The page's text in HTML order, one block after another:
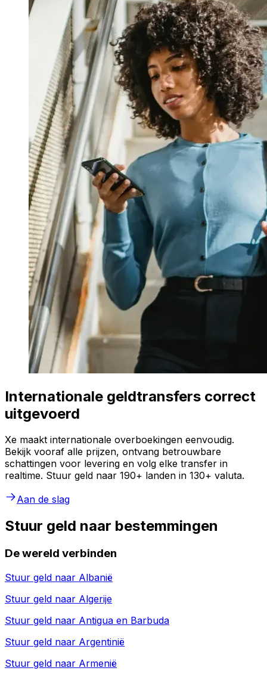
Internationale geldtransfers correct
uitgevoerd
Xe maakt internationale overboekingen eenvoudig.
Bekijk vooraf alle prijzen, ontvang betrouwbare
schattingen voor levering en volg elke transfer in
realtime. Stuur geld naar 190+ landen in 130+ valuta.
Aan de slag
Stuur geld naar bestemmingen
De wereld verbinden
Stuur geld naar Albanië
Stuur geld naar Algerije
Stuur geld naar Antigua en Barbuda
Stuur geld naar Argentinië
Stuur geld naar Armenië